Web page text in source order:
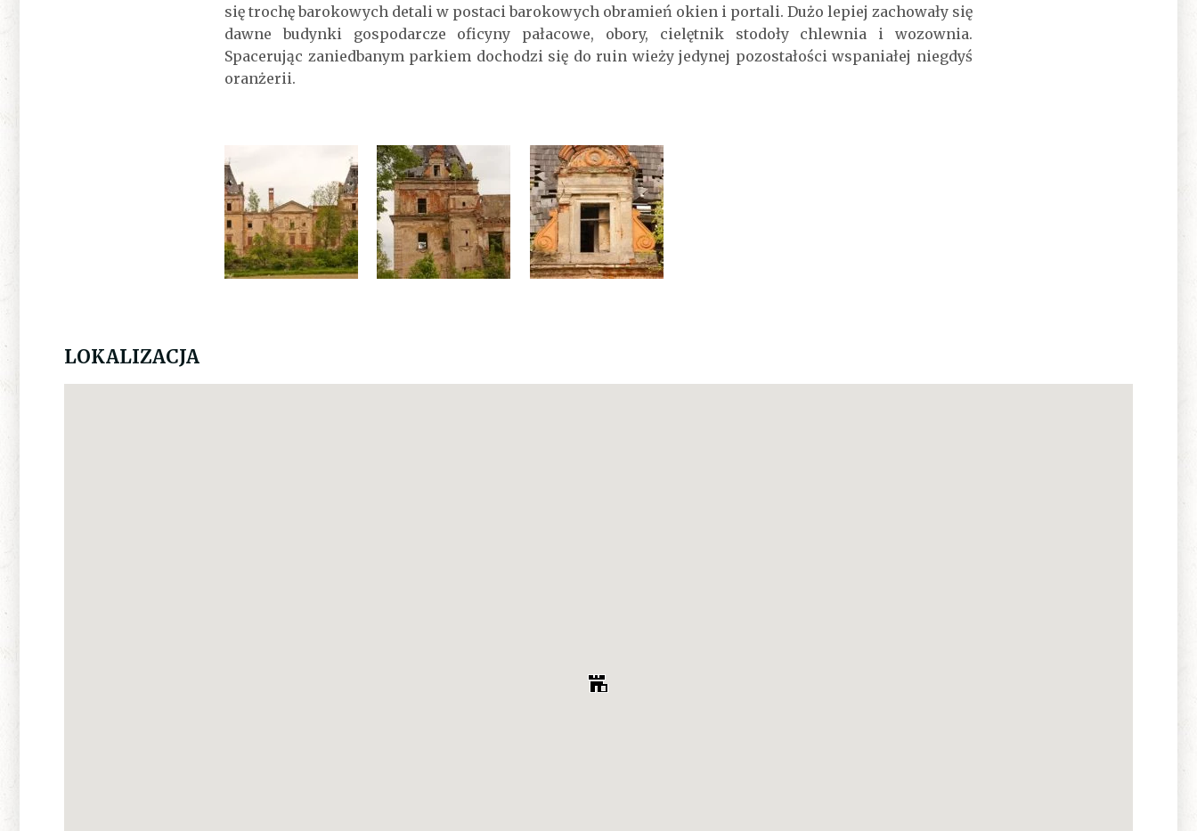
się trochę barokowych detali w postaci barokowych obramień okien i portali. Dużo lepiej zachowały się
dawne budynki gospodarcze oficyny pałacowe, obory, cielętnik stodoły chlewnia i wozownia.
Spacerując zaniedbanym parkiem dochodzi się do ruin wieży jedynej pozostałości wspaniałej niegdyś
oranżerii.
LOKALIZACJA